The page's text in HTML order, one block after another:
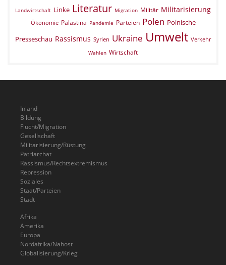
Landwirtschaft Linke Literatur Migration Militär Militarisierung
Ökonomie Palästina Pandemie Parteien Polen Polnische
Presseschau Rassismus Syrien Ukraine Umwelt Verkehr
Wahlen Wirtschaft
Inland
Bildung
Flucht/Migration
Gesellschaft
Militarisierung/Rüstung
Patriarchat
Rassismus/Rechtsextremismus
Repression
Soziales
Staat/Parteien
Stadt
Afrika
Amerika
Europa
Nordafrika/Nahost
Globalisierung/Krieg